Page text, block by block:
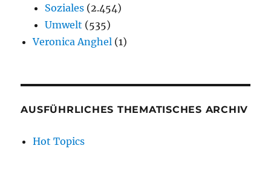
Soziales (2.454)
Umwelt (535)
Veronica Anghel (1)
AUSFÜHRLICHES THEMATISCHES ARCHIV
Hot Topics